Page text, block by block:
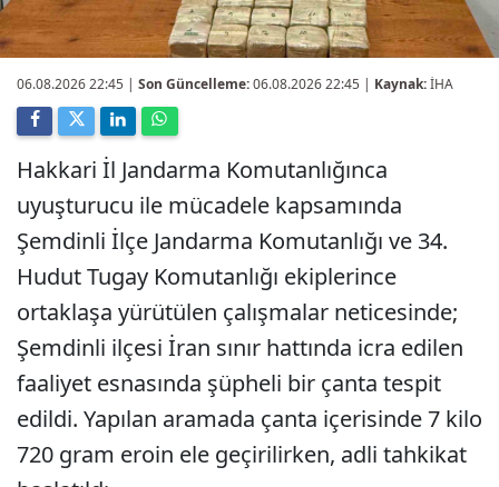
06.08.2026 22:45 | Son Güncelleme:06.08.2026 22:45 | Kaynak:İHA
Hakkari İl Jandarma Komutanlığınca
uyuşturucu ile mücadele kapsamında
Şemdinli İlçe Jandarma Komutanlığı ve 34.
Hudut Tugay Komutanlığı ekiplerince
ortaklaşa yürütülen çalışmalar neticesinde;
Şemdinli ilçesi İran sınır hattında icra edilen
faaliyet esnasında şüpheli bir çanta tespit
edildi. Yapılan aramada çanta içerisinde 7 kilo
720 gram eroin ele geçirilirken, adli tahkikat